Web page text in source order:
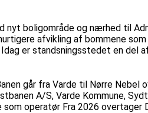
boligområde og nærhed til
afvikling af bommene
Idag er standsningsstedet en
går fra Varde til Nørre
A/S, Varde Kommune,
operatør Fra 2026